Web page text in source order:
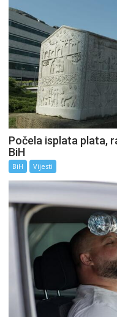
Počela isplata plata,
BiH
BiH Vijesti